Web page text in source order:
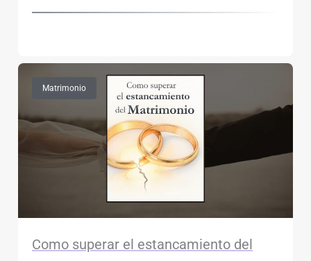
Matrimonio
Como superar el estancamiento del